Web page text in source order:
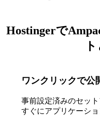
Hostingerで
ワンクリックで公
事前設定済みのセッ
すぐにアプリケーシ